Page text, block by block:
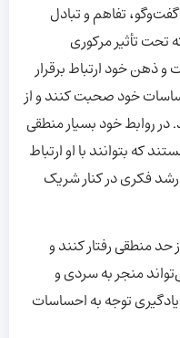
تفاهم و تبادل
تحت تأثیر مرکوری
ذهن خود ارتباط برقرار
خود صحبت کنند و از
روابط خود بسیار منطقی
که بتوانند با او ارتباط
رشد فکری در کنار شریک
منطقی رفتار کنند و
منجر به سردی و
توجه به احساسات